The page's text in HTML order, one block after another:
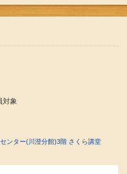
対象
ンター(川澄分館)3階 さくら講堂